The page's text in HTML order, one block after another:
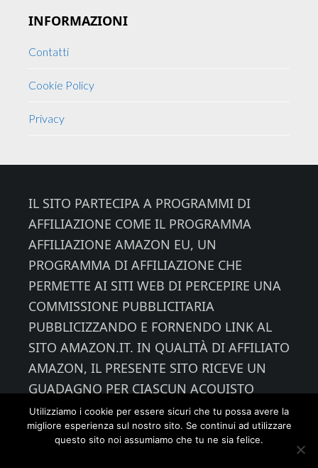
INFORMAZIONI
Contatti
Cookie Policy
Privacy
IL SITO PARTECIPA A PROGRAMMI DI
AFFILIAZIONE COME IL PROGRAMMA
AFFILIAZIONE AMAZON EU, UN
PROGRAMMA DI AFFILIAZIONE CHE
PERMETTE AI SITI WEB DI PERCEPIRE UNA
COMMISSIONE PUBBLICITARIA
PUBBLICIZZANDO E FORNENDO LINK AL
SITO AMAZON.IT. IN QUALITÀ DI AFFILIATO
AMAZON, IL PRESENTE SITO RICEVE UN
GUADAGNO PER CIASCUN ACQUISTO
IDONEO.
Utilizziamo i cookie per essere sicuri che tu possa avere la
migliore esperienza sul nostro sito. Se continui ad utilizzare
questo sito noi assumiamo che tu ne sia felice.